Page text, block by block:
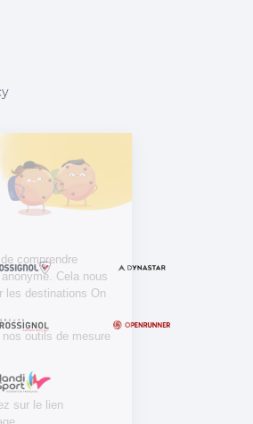
services en
nous permettez de comprendre
de manière anonyme. Cela nous
et mieux conseiller les destinations On
n'est collectée dans nos outils de mesure
aide :)
par la suite, cliquez sur le lien
dans le pied de page.